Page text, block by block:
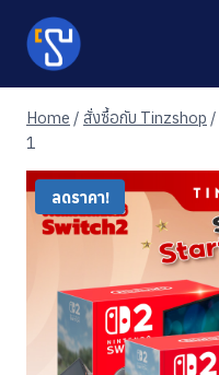
content
Home / สั่งซื้อกับ Tinzshop /
1
ลดราคา!